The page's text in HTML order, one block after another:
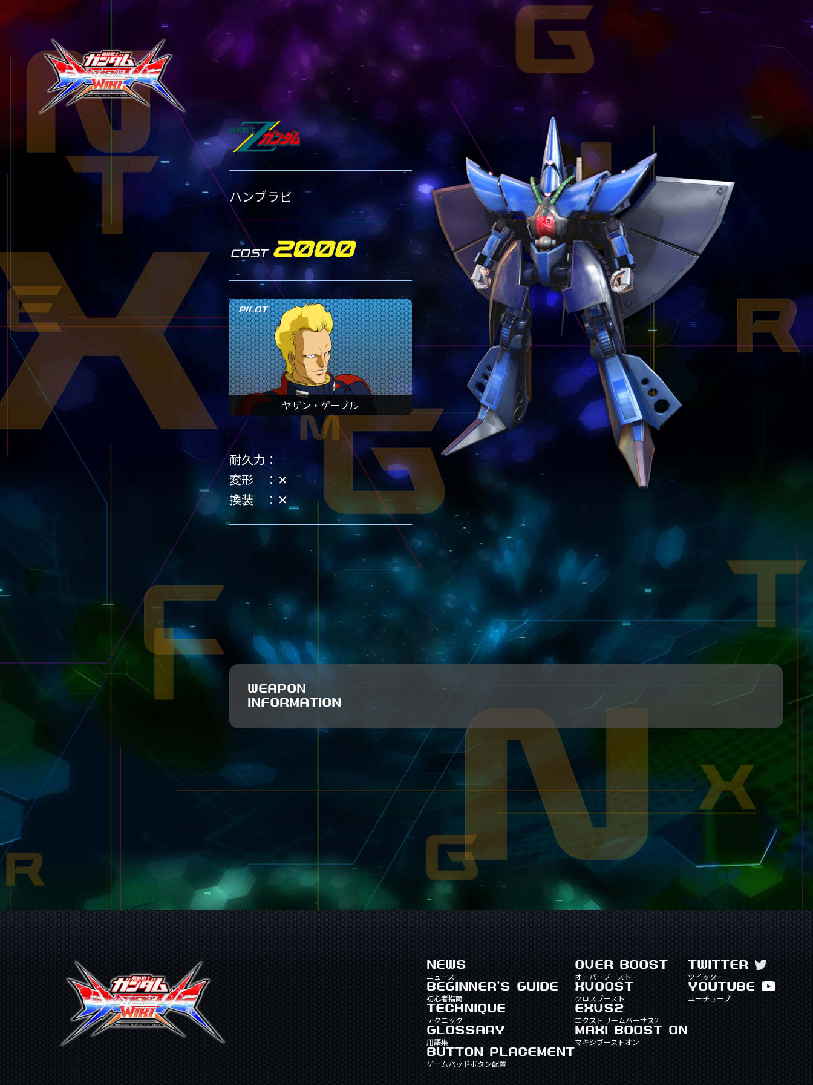
タイトル別1500機体一覧 ランク別1500機体一覧
タイトル別2000機体一覧
TITLE-1500
タイトル別1500機体一覧
ランク別2000機体一覧
RANK-1500
タイトル別2500機体一覧
TITLE-2000
タイトル別2000機体一覧
TITLE-1500
タイトル別1500機体一覧
ランク別2500機体一覧
RANK-2000
RANK-1500
BUTTON PLACEMENT
ゲームパッドボタン配置
TWITTER
ツイッター
YOUTUBE
ユーチューブ
ハンブラビ
PILOT
ヤザン・ゲーブル
耐久力
変形
✕
換装
✕
WEAPON
INFORMATION
NEWS
ニュース
BEGINNER'S GUIDE
初心者指南
TECHNIQUE
テクニック
GLOSSARY
用語集
BUTTON PLACEMENT
ゲームパッドボタン配置
OVER BOOST
オーバーブースト
XVOOST
クロスブースト
EXVS2
エクストリームバーサス2
MAXI BOOST ON
マキシブーストオン
TWITTER
ツイッター
YOUTUBE
ユーチューブ